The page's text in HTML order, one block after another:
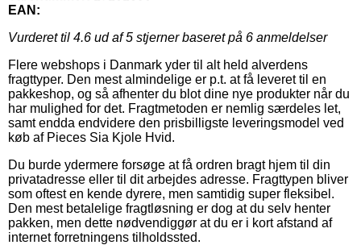
EAN:
Vurderet til 4.6 ud af 5 stjerner baseret på 6 anmeldelser
Flere webshops i Danmark yder til alt held alverdens
fragttyper. Den mest almindelige er p.t. at få leveret til en
pakkeshop, og så afhenter du blot dine nye produkter når du
har mulighed for det. Fragtmetoden er nemlig særdeles let,
samt endda endvidere den prisbilligste leveringsmodel ved
køb af Pieces Sia Kjole Hvid.
Du burde ydermere forsøge at få ordren bragt hjem til din
privatadresse eller til dit arbejdes adresse. Fragttypen bliver
som oftest en kende dyrere, men samtidig super fleksibel.
Den mest betalelige fragtløsning er dog at du selv henter
pakken, men dette nødvendiggør at du er i kort afstand af
internet forretningens tilholdssted.